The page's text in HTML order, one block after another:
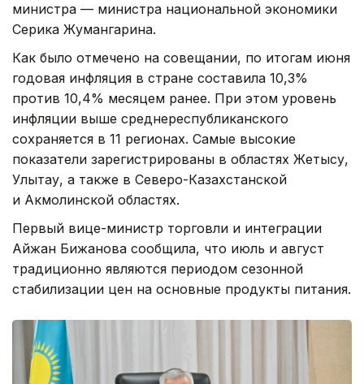
министра — министра национальной экономики
Серика Жумангарина.
Как было отмечено на совещании, по итогам июня
годовая инфляция в стране составила 10,3%
против 10,4% месяцем ранее. При этом уровень
инфляции выше среднереспубликанского
сохраняется в 11 регионах. Самые высокие
показатели зарегистрированы в областях Жетысу,
Улытау, а также в Северо-Казахстанской
и Акмолинской областях.
Первый вице-министр торговли и интеграции
Айжан Бижанова сообщила, что июль и август
традиционно являются периодом сезонной
стабилизации цен на основные продукты питания.